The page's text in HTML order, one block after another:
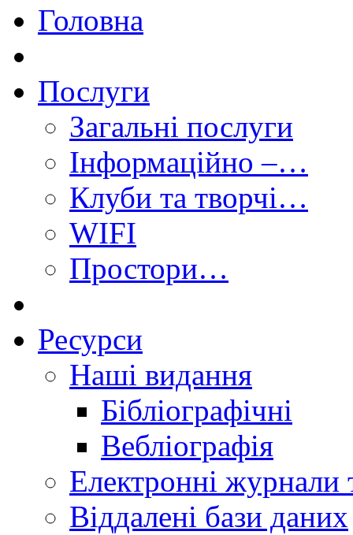
Головна
Послуги
Загальні послуги
Інформаційно –…
Клуби та творчі…
WIFI
Простори…
Ресурси
Наші видання
Бібліографічні
Вебліографія
Електронні
Віддалені бази даних